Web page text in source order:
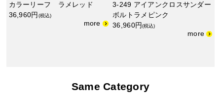
カラーリーフ ラメレッド
36,960円 (税込)
3-249 アイアンクロスサンダー
ボルトラメピンク
36,960円(税込)
Same Category